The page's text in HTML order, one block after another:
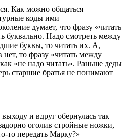
Как можно общаться
коды ими
думает, что фразу «читать
буквально. Надо смотреть между
буквы, то читать их. А,
то фразу «читать между
«не надо читать». Раньше деды
старшие братья не понимают
и вдруг обернулась так
оголив стройные ножки,
то передать Марку?»